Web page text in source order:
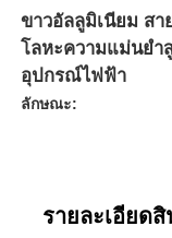
ขาวอัลลูมิเนียม สา
โลหะความแม่นยํา
อุปกรณ์ไฟฟ้า
ลักษณะ:
รายละเอียด